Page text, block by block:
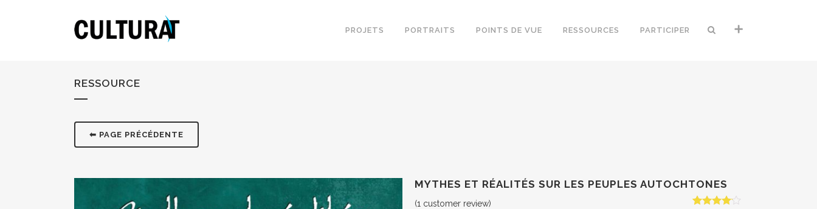
PROJETS PORTRAITS POINTS DE VUE RESSOURCES PARTICIPER
RESSOURCE
⬅ PAGE PRÉCÉDENTE
MYTHES ET RÉALITÉS SUR LES PEUPLES AUTOCHTONES
(1 customer review)